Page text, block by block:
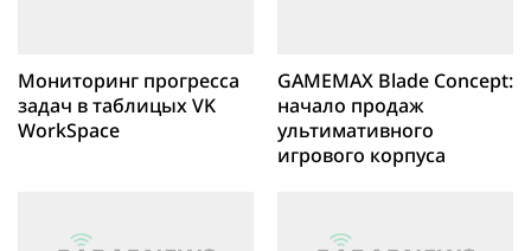
Мониторинг прогресса
задач в таблицых VK
WorkSpace
GAMEMAX Blade Concept:
начало продаж
ультимативного
игрового корпуса